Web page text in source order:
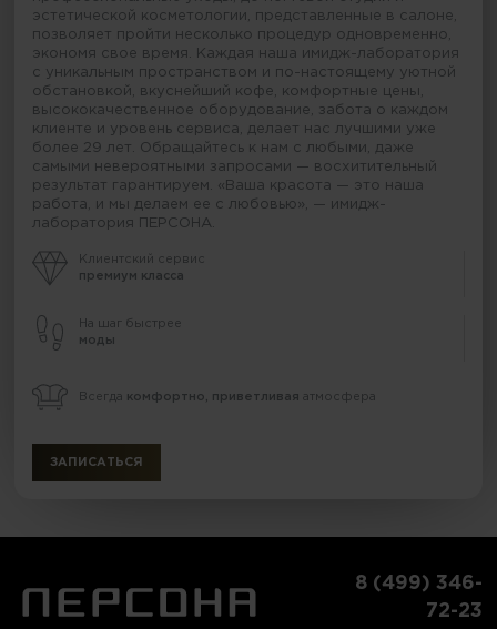
эстетической косметологии, представленные в салоне,
позволяет пройти несколько процедур одновременно,
экономя свое время. Каждая наша имидж-лаборатория
с уникальным пространством и по-настоящему уютной
обстановкой, вкуснейший кофе, комфортные цены,
высококачественное оборудование, забота о каждом
клиенте и уровень сервиса, делает нас лучшими уже
более 29 лет. Обращайтесь к нам с любыми, даже
самыми невероятными запросами — восхитительный
результат гарантируем. «Ваша красота — это наша
работа, и мы делаем ее с любовью», — имидж-
лаборатория ПЕРСОНА.
Клиентский сервис
премиум класса
На шаг быстрее
моды
Всегда комфортно, приветливая атмосфера
ЗАПИСАТЬСЯ
8 (499) 346-
72-23